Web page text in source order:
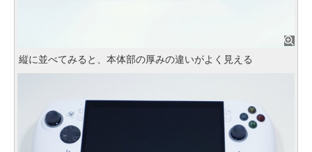
縦に並べてみると、本体部の厚みの違いがよく見える